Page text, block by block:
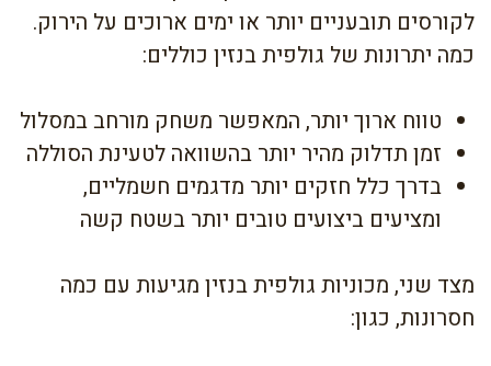
לקורסים תובעניים יותר או ימים ארוכים על הירוק.
כמה יתרונות של גולפית בנזין כוללים:
טווח ארוך יותר, המאפשר משחק מורחב במסלול
זמן תדלוק מהיר יותר בהשוואה לטעינת הסוללה
בדרך כלל חזקים יותר מדגמים חשמליים,
ומציעים ביצועים טובים יותר בשטח קשה
מצד שני, מכוניות גולפית בנזין מגיעות עם כמה
חסרונות, כגון: